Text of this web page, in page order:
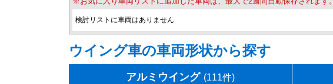
検討リストに車両はありません
ウイング車の車両形状から探す
アルミウイング (111件)